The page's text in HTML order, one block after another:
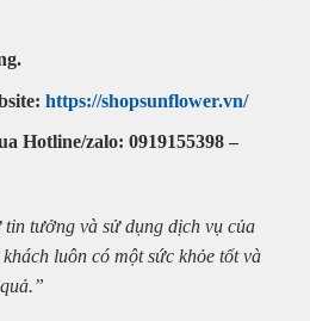
https://shopsunflower.vn/
Hotline/zalo: 0919155398 –
tưởng và sử dụng dịch vụ của
luôn có một sức khỏe tốt và